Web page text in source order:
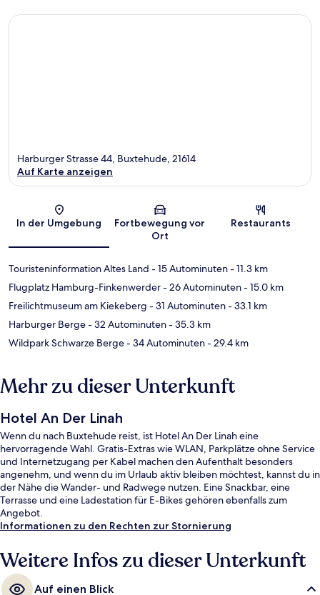
Karte
Harburger Strasse 44, Buxtehude, 21614
Auf Karte anzeigen
In der Umgebung
Fortbewegung vor
Ort
Restaurants
Touristeninformation Altes Land - 15 Autominuten- 11.3 km
Flugplatz Hamburg-Finkenwerder- 26 Autominuten- 15.0 km
Freilichtmuseum am Kiekeberg - 31 Autominuten- 33.1 km
Harburger Berge- 32 Autominuten- 35.3 km
Wildpark Schwarze Berge- 34 Autominuten- 29.4 km
Mehr zu dieser Unterkunft
Hotel An Der Linah
Wenn du nach Buxtehude reist, ist Hotel An Der Linah eine
hervorragende Wahl. Gratis-Extras wie WLAN, Parkplätze ohne Service
und Internetzugang per Kabel machen den Aufenthalt besonders
angenehm, und wenn du im Urlaub aktiv bleiben möchtest, kannst du in
der Nähe die Wander- und Radwege nutzen. Eine Snackbar, eine
Terrasse und eine Ladestation für E-Bikes gehören ebenfalls zum
Angebot.
Informationen zu den Rechten zur Stornierung
Weitere Infos zu dieser Unterkunft
Auf einen Blick